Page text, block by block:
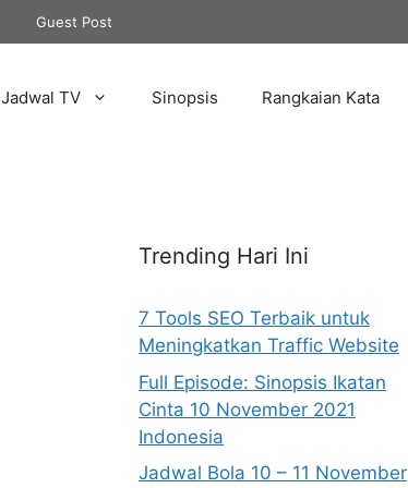
Guest Post
Jadwal TV Sinopsis Rangkaian Kata
Trending Hari Ini
7 Tools SEO Terbaik untuk
Meningkatkan Traffic Website
Full Episode: Sinopsis Ikatan
Cinta 10 November 2021
Indonesia
Jadwal Bola 10 – 11 November